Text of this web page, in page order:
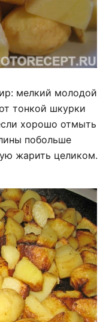
мелкий молодой
тонкой шкурки
хорошо отмыть
побольше
жарить целиком.